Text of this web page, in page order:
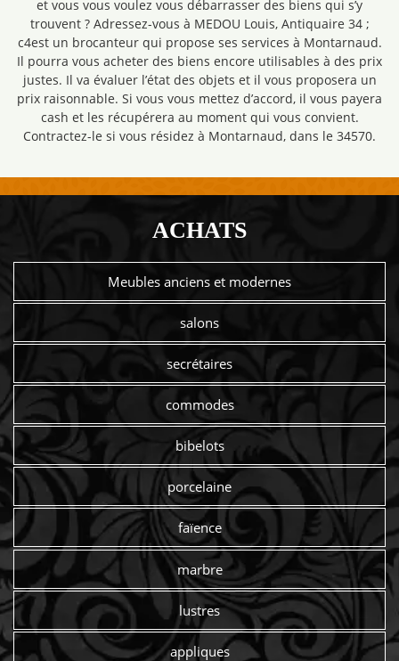
et vous vous voulez vous débarrasser des biens qui s’y
trouvent ? Adressez-vous à MEDOU Louis, Antiquaire 34 ;
c4est un brocanteur qui propose ses services à Montarnaud.
Il pourra vous acheter des biens encore utilisables à des prix
justes. Il va évaluer l’état des objets et il vous proposera un
prix raisonnable. Si vous vous mettez d’accord, il vous payera
cash et les récupérera au moment qui vous convient.
Contractez-le si vous résidez à Montarnaud, dans le 34570.
ACHATS
Meubles anciens et modernes
salons
secrétaires
commodes
bibelots
porcelaine
faïence
marbre
lustres
appliques